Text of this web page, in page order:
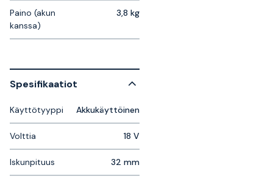
Paino (akun
kanssa)
3,8 kg
Spesifikaatiot
Käyttötyyppi Akkukäyttöinen
Volttia 18 V
Iskunpituus 32 mm